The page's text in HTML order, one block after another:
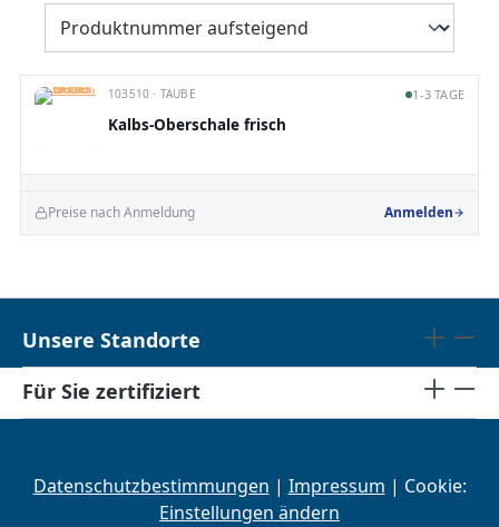
103510 · TAUBE 1-3 TAGE
Kalbs-Oberschale frisch
Preise nach Anmeldung Anmelden
Unsere Standorte
Für Sie zertifiziert
Datenschutzbestimmungen | Impressum | Cookie:
Einstellungen ändern